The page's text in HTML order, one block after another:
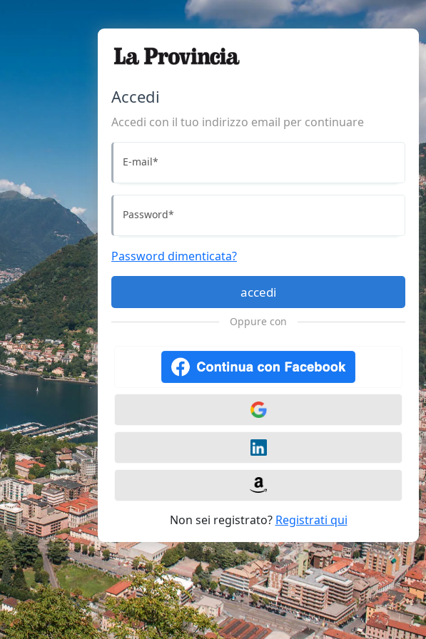
Accedi
Accedi con il tuo indirizzo email per continuare
E-mail*
Password*
Password dimenticata?
accedi
Oppure con
Non sei registrato? Registrati qui